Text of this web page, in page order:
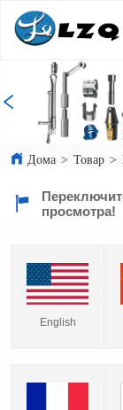
Дома > Товар >
просмотра!
English